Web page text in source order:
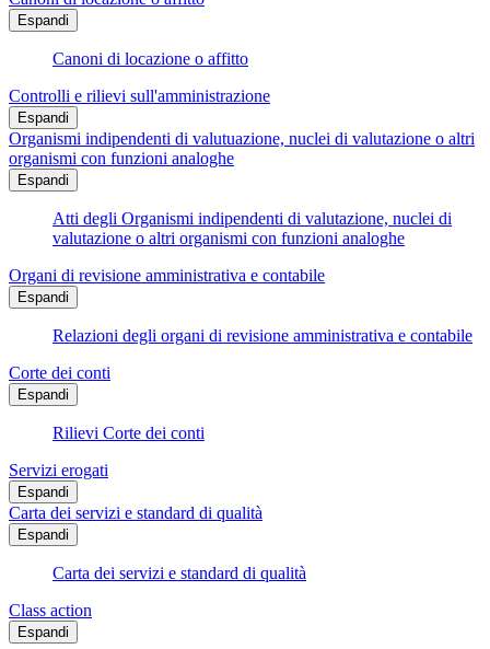
Espandi
Canoni di locazione o affitto
Controlli e rilievi sull'amministrazione
Espandi
Organismi indipendenti di valutuazione, nuclei di valutazione o altri
organismi con funzioni analoghe
Espandi
Atti degli Organismi indipendenti di valutazione, nuclei di
valutazione o altri organismi con funzioni analoghe
Organi di revisione amministrativa e contabile
Espandi
Relazioni degli organi di revisione amministrativa e contabile
Corte dei conti
Espandi
Rilievi Corte dei conti
Servizi erogati
Espandi
Carta dei servizi e standard di qualità
Espandi
Carta dei servizi e standard di qualità
Class action
Espandi